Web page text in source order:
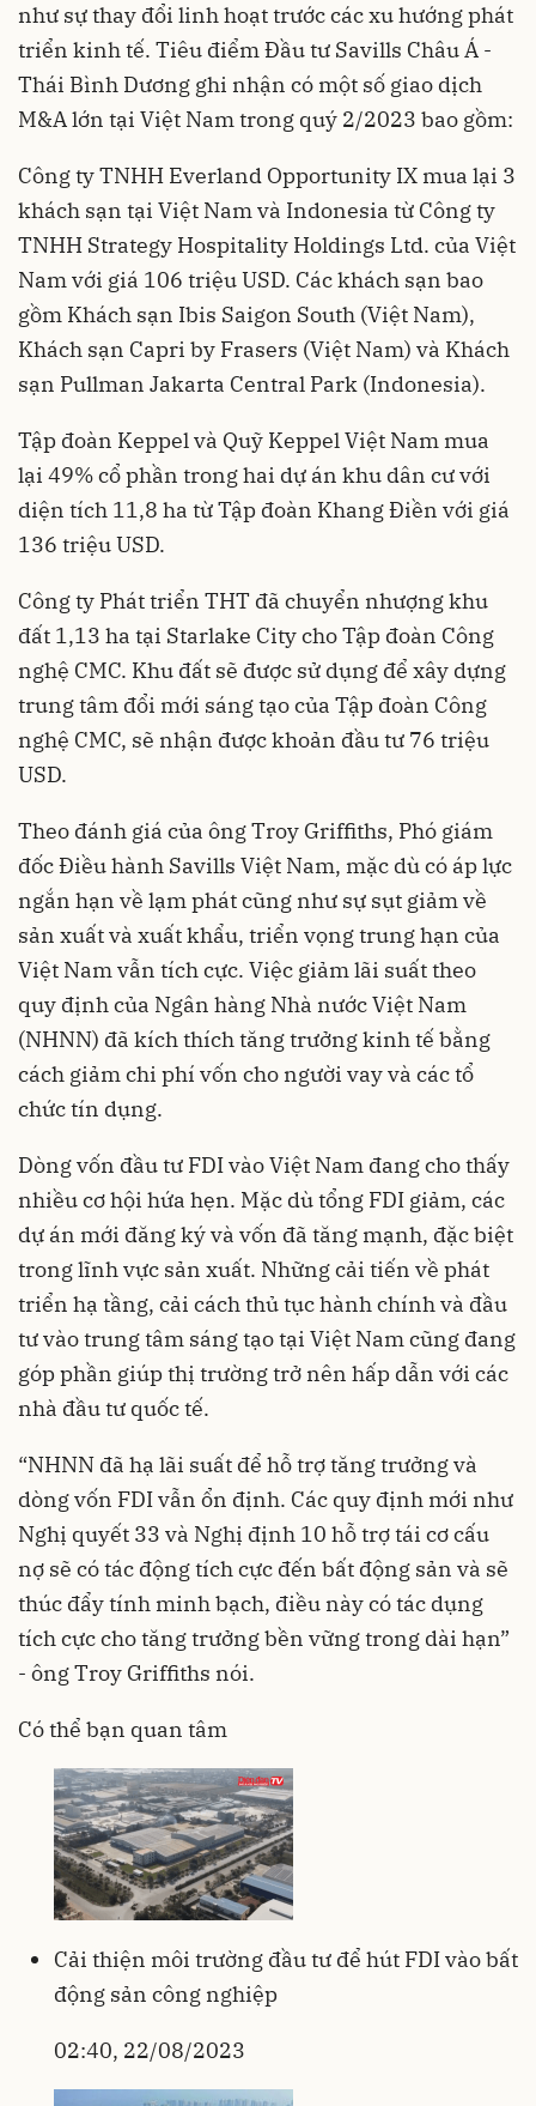
như sự thay đổi linh hoạt trước các xu hướng phát
triển kinh tế. Tiêu điểm Đầu tư Savills Châu Á -
Thái Bình Dương ghi nhận có một số giao dịch
M&A lớn tại Việt Nam trong quý 2/2023 bao gồm:
Công ty TNHH Everland Opportunity IX mua lại 3
khách sạn tại Việt Nam và Indonesia từ Công ty
TNHH Strategy Hospitality Holdings Ltd. của Việt
Nam với giá 106 triệu USD. Các khách sạn bao
gồm Khách sạn Ibis Saigon South (Việt Nam),
Khách sạn Capri by Frasers (Việt Nam) và Khách
sạn Pullman Jakarta Central Park (Indonesia).
Tập đoàn Keppel và Quỹ Keppel Việt Nam mua
lại 49% cổ phần trong hai dự án khu dân cư với
diện tích 11,8 ha từ Tập đoàn Khang Điền với giá
136 triệu USD.
Công ty Phát triển THT đã chuyển nhượng khu
đất 1,13 ha tại Starlake City cho Tập đoàn Công
nghệ CMC. Khu đất sẽ được sử dụng để xây dựng
trung tâm đổi mới sáng tạo của Tập đoàn Công
nghệ CMC, sẽ nhận được khoản đầu tư 76 triệu
USD.
Theo đánh giá của ông Troy Griffiths, Phó giám
đốc Điều hành Savills Việt Nam, mặc dù có áp lực
ngắn hạn về lạm phát cũng như sự sụt giảm về
sản xuất và xuất khẩu, triển vọng trung hạn của
Việt Nam vẫn tích cực. Việc giảm lãi suất theo
quy định của Ngân hàng Nhà nước Việt Nam
(NHNN) đã kích thích tăng trưởng kinh tế bằng
cách giảm chi phí vốn cho người vay và các tổ
chức tín dụng.
Dòng vốn đầu tư FDI vào Việt Nam đang cho thấy
nhiều cơ hội hứa hẹn. Mặc dù tổng FDI giảm, các
dự án mới đăng ký và vốn đã tăng mạnh, đặc biệt
trong lĩnh vực sản xuất. Những cải tiến về phát
triển hạ tầng, cải cách thủ tục hành chính và đầu
tư vào trung tâm sáng tạo tại Việt Nam cũng đang
góp phần giúp thị trường trở nên hấp dẫn với các
nhà đầu tư quốc tế.
“NHNN đã hạ lãi suất để hỗ trợ tăng trưởng và
dòng vốn FDI vẫn ổn định. Các quy định mới như
Nghị quyết 33 và Nghị định 10 hỗ trợ tái cơ cấu
nợ sẽ có tác động tích cực đến bất động sản và sẽ
thúc đẩy tính minh bạch, điều này có tác dụng
tích cực cho tăng trưởng bền vững trong dài hạn”
- ông Troy Griffiths nói.
Có thể bạn quan tâm
Cải thiện môi trường đầu tư để hút FDI vào bất
động sản công nghiệp
02:40, 22/08/2023